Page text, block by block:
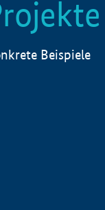
Beispiele